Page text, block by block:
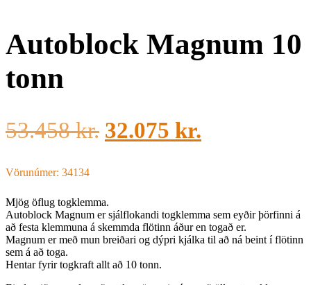
Autoblock Magnum 10
tonn
53.458kr. 32.075 kr.
Vörunúmer: 34134
Mjög öflug togklemma.
Autoblock Magnum er sjálflokandi togklemma sem eyðir þörfinni á
að festa klemmuna á skemmda flötinn áður en togað er.
Magnum er með mun breiðari og dýpri kjálka til að ná beint í flötinn
sem á að toga.
Hentar fyrir togkraft allt að 10 tonn.